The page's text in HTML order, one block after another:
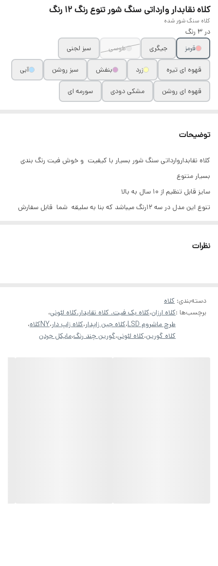
کلاه نقابدار وارداتی سنگ شور تنوع رنگ ۱۲ رنگ
کلاه سنگ شور شده
در ۳ رنگ
قرمز
جیگری طوسی سبز لجنی
قهوه ای تیره زرد بنفش سبز روشن آبی
قهوه ای روشن مشکی دودی سورمه ای
توضیحات
کلاه نقابداروارداتی سنگ شور بسیار با کیفیت و خوش فیت رنگ بندی
بسیار متنوع
سایز قابل تنظیم از ۱۰ سال به بالا
تنوع این مدل در سه ۱۲رنگ میباشد که بنا به سلیقه شما قابل سفارش
نظرات
دسته‌بندی: کلاه
برچسب‌ها :کلاه ارزان،کلاه بک فیت. کلاه نقابدار.کلاه لئونی،
طرح ماشروم LSD
،کلاه جین زاپدار،کلاه زاپ دار،NYکلاه
،
کلاه گورین،کلاه لئونی،گورین چند رنگ،مایکل جردن